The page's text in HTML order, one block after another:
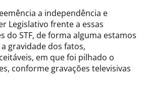
a independência e
Legislativo frente a essas
do STF, de forma alguma estamos
gravidade dos fatos,
em que foi pilhado o
conforme gravações televisivas